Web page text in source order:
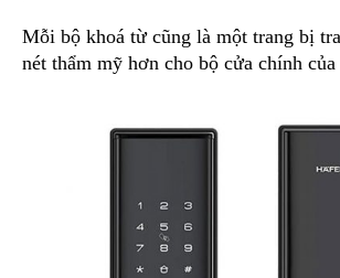
Mỗi bộ khoá từ cũng là một trang bị
nét thẩm mỹ hơn cho bộ cửa chính